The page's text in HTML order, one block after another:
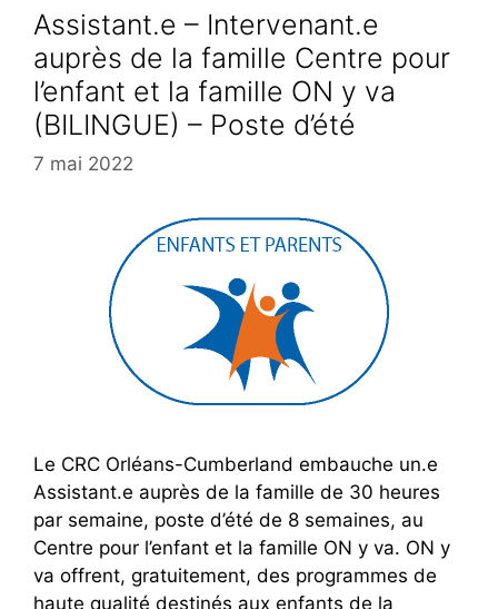
Assistant.e – Intervenant.e
auprès de la famille Centre pour
l’enfant et la famille ON y va
(BILINGUE) – Poste d’été
7 mai 2022
Le CRC Orléans-Cumberland embauche un.e
Assistant.e auprès de la famille de 30 heures
par semaine, poste d’été de 8 semaines, au
Centre pour l’enfant et la famille ON y va. ON y
va offrent, gratuitement, des programmes de
haute qualité destinés aux enfants de la